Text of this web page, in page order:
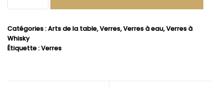
Gobelet
Inspiration,
33cl
Catégories :Arts de la table,Verres,Verres à eau,Verres à
Whisky
Étiquette :Verres